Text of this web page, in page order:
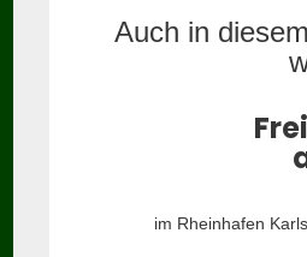
Auch in
im Rheinhafen